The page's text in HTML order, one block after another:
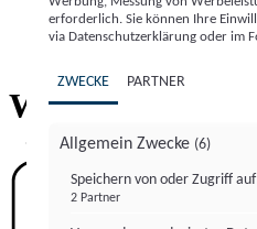
Institutional Money
Impressum
Willkommen bei
erforderlich. Sie können Ihre
via Datenschutzerklärung oder im
ZWECKE PARTNER
Allgemein Zwecke (6)
Speichern von oder Zugriff
2 Partner